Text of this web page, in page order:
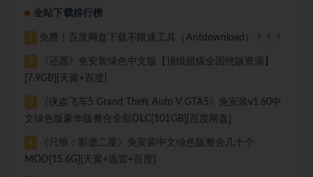
全站下载排行榜
1 免费！百度网盘下载不限速工具（Antdownload）！！！
2
《还愿》免安装绿色中文版【顶级超级全国绝版资源】
[7.9GB][天翼+百度]
3
《侠盗飞车5 Grand Theft Auto V GTA5》免安装v1.60中
文绿色版豪华版整合全部DLC[101GB][百度网盘]
4
《只狼：影逝二度》免安装中文绿色版整合几十个
MOD[15.6G][天翼+迅雷+百度]